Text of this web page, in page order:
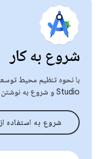
شروع به کار
Studio و شروع به نوشتن یک برنامه Android آشنا شوید.
شروع به استفاده از Android Studio کنید